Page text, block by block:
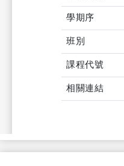
學期序
班別
課程代號
相關連結